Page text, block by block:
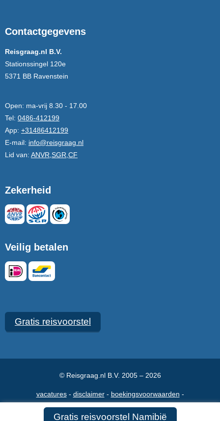
Gratis reisvoorstel Namibië
Contactgegevens
Reisgraag.nl B.V.
Stationssingel 120e
5371 BB Ravenstein
Open: ma-vrij 8.30 - 17.00
Tel: 0486-412199
App: +31486412199
E-mail: info@reisgraag.nl
Lid van: ANVR,SGR,CF
Zekerheid
Veilig betalen
Gratis reisvoorstel
© Reisgraag.nl B.V. 2005 – 2026
vacatures disclaimer boekingsvoorwaarden
veelgestelde vragen over ons maak een afspraak